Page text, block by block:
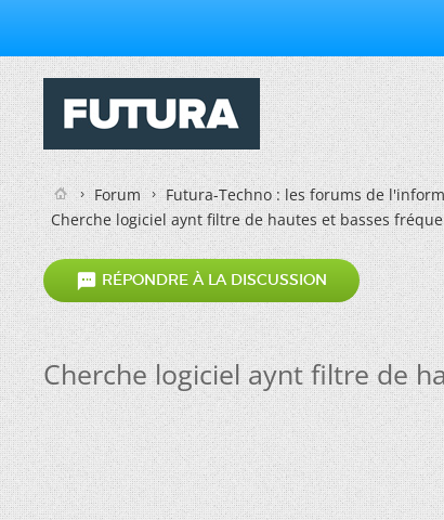
Forum Futura-Techno : les forums de
Cherche logiciel aynt filtre de hautes et basses
 RÉPONDRE À LA DISCUSSION
Cherche logiciel aynt filtre de